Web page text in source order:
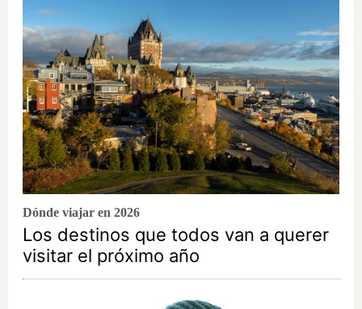
Dónde viajar en 2026
Los destinos que todos van a querer
visitar el próximo año